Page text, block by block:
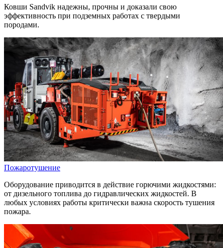
Ковши Sandvik надежны, прочны и доказали свою
эффективность при подземных работах с твердыми
породами.
Пожаротушение
Оборудование приводится в действие горючими жидкостями:
от дизельного топлива до гидравлических жидкостей. В
любых условиях работы критически важна скорость тушения
пожара.